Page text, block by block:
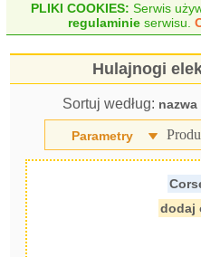
PLIKI COOKIES: Serwis
regulaminie serwisu.
Hulajnogi
Sortuj według: nazwa
Parametry
dodaj